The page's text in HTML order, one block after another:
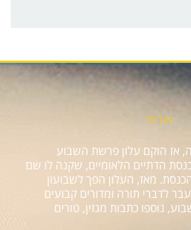
אודות
לפני 25 שנה, אז הוקם עלון פרשת השבוע
הדתיים הלאומיים, שקנה לו שם
מאז, העלון הפך לשבועון
לדברי תורה ומדורים קבועים
נוספו כתבות מגזין, טורים